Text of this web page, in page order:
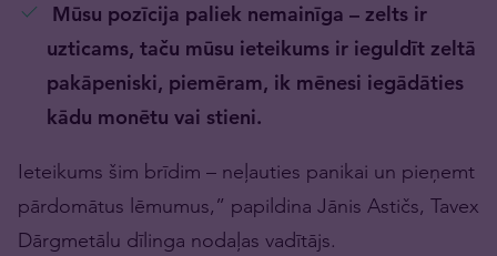
Mūsu pozīcija paliek nemainīga – zelts ir
uzticams, taču mūsu ieteikums ir ieguldīt zeltā
pakāpeniski, piemēram, ik mēnesi iegādāties
kādu monētu vai stieni.
Ieteikums šim brīdim – neļauties panikai un pieņemt
pārdomātus lēmumus,” papildina Jānis Astičs, Tavex
Dārgmetālu dīlinga nodaļas vadītājs.